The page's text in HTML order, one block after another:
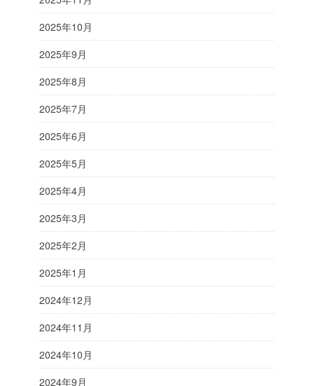
2025年10月
2025年9月
2025年8月
2025年7月
2025年6月
2025年5月
2025年4月
2025年3月
2025年2月
2025年1月
2024年12月
2024年11月
2024年10月
2024年9月